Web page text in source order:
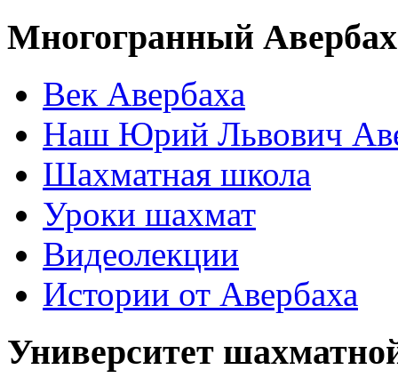
Многогранный Авербах
Век Авербаха
Наш Юрий Львович
Шахматная школа
Уроки шахмат
Видеолекции
Истории от Авербаха
Университет